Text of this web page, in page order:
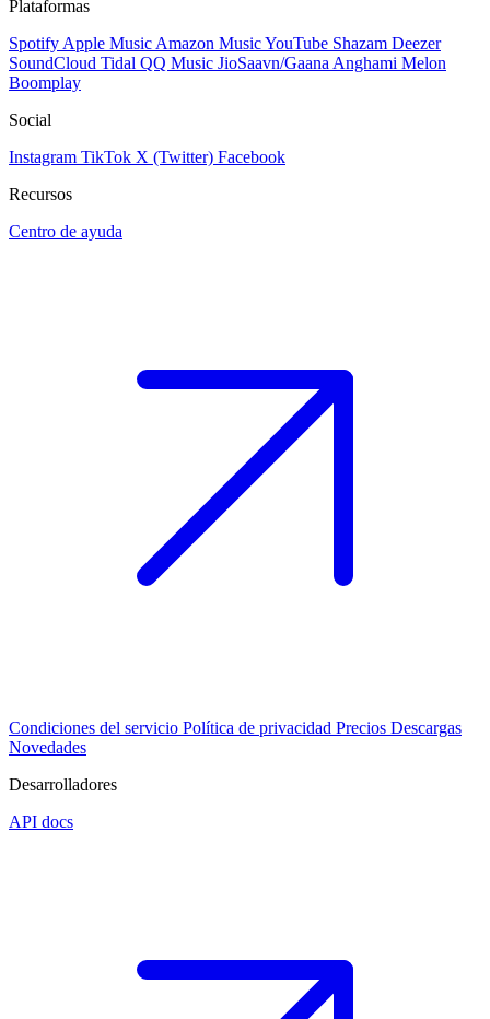
Plataformas
Spotify Apple Music Amazon MusicYouTube Shazam Deezer
SoundCloud Tidal QQ Music JioSaavn/Gaana Anghami Melon
Boomplay
Social
Instagram TikTok X (Twitter) Facebook
Recursos
Centro de ayuda
Condiciones del servicio Política de privacidad Precios Descargas
Novedades
Desarrolladores
API docs